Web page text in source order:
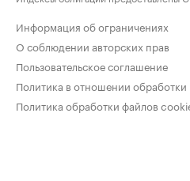
Информация об ограничениях
О соблюдении авторских прав
Пользовательское соглашение
Политика в отношении
Политика обработки файлов